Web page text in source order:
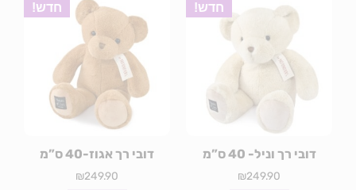
חדש!
דובי רך וניל- 40 ס”מ
₪249.90
חדש!
דובי רך אגוז-40 ס”מ
₪249.90